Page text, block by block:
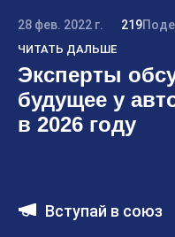
28 фев. 2022 г. 219
ЧИТАТЬ ДАЛЬШЕ
Эксперты
будущее у
в 2026 году
Вступай в союз